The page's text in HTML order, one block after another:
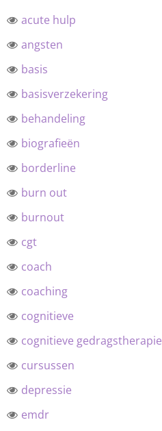
acute hulp
angsten
basis
basisverzekering
behandeling
biografieën
borderline
burn out
burnout
cgt
coach
coaching
cognitieve
cognitieve gedragstherapie
cursussen
depressie
emdr